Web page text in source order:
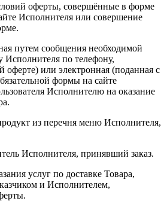
оферты, совершённые в форме
Исполнителя или совершение
путем сообщения необходимой
по телефону,
оферте) или электронная (поданная с
формы на сайте
Исполнителю на оказание
из перечня меню Исполнителя,
Исполнителя, принявший заказ.
услуг по доставке Товара,
и Исполнителем,